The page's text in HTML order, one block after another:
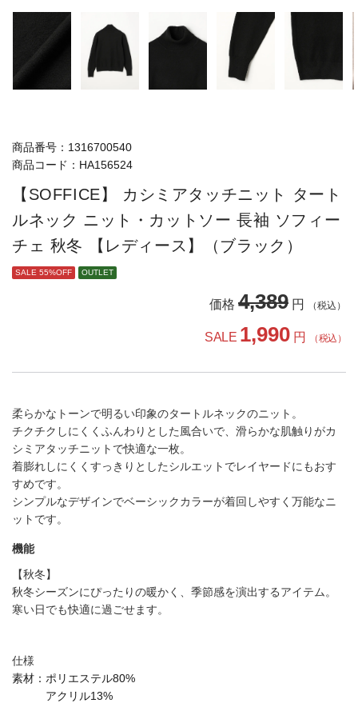
商品番号： 1316700540
商品コード： HA156524
【SOFFICE】 カシミアタッチニット タート
ルネック ニット・カットソー 長袖 ソフィー
チェ 秋冬 【レディース】（ブラック）
SALE 55%OFF OUTLET
価格 4,389 円 （税込）
SALE 1,990 円 （税込）
柔らかなトーンで明るい印象のタートルネックのニット。
チクチクしにくくふんわりとした風合いで、滑らかな肌触りがカ
シミアタッチニットで快適な一枚。
着膨れしにくくすっきりとしたシルエットでレイヤードにもおす
すめです。
シンプルなデザインでベーシックカラーが着回しやすく万能なニ
ットです。
機能
【秋冬】
秋冬シーズンにぴったりの暖かく、季節感を演出するアイテム。
寒い日でも快適に過ごせます。
仕様
素材： ポリエステル80%
アクリル13%